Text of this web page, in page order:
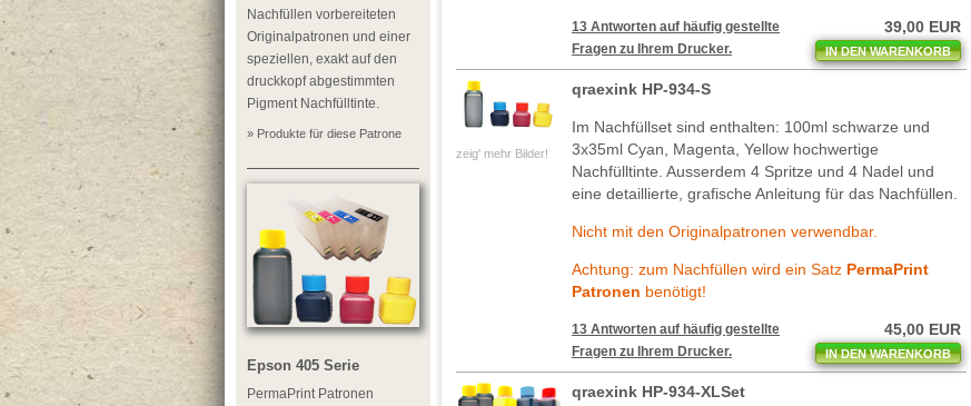
Nachfüllen vorbereiteten
Originalpatronen und einer
speziellen, exakt auf den
druckkopf abgestimmten
Pigment Nachfülltinte.
» Produkte für diese Patrone
Epson 405 Serie
PermaPrint Patronen
13 Antworten auf häufig gestellte
Fragen zu Ihrem Drucker.
39,00 EUR
IN DEN WARENKORB
zeig' mehr Bilder!
qraexink HP-934-S
Im Nachfüllset sind enthalten: 100ml schwarze und
3x35ml Cyan, Magenta, Yellow hochwertige
Nachfülltinte. Ausserdem 4 Spritze und 4 Nadel und
eine detaillierte, grafische Anleitung für das Nachfüllen.
Nicht mit den Originalpatronen verwendbar.
Achtung: zum Nachfüllen wird ein Satz PermaPrint
Patronen benötigt!
13 Antworten auf häufig gestellte
Fragen zu Ihrem Drucker.
45,00 EUR
IN DEN WARENKORB
qraexink HP-934-XLSet